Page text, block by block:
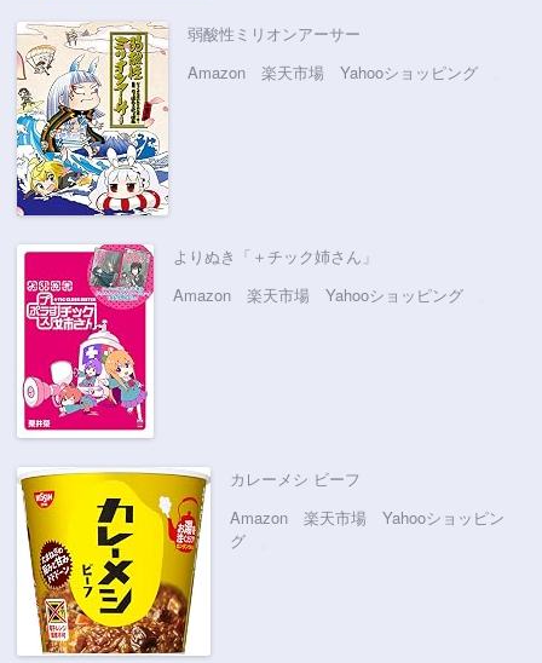
弱酸性ミリオンアーサー
Amazon
楽天市場 Yahooショッピング
よりぬき「＋チック姉さん」
Amazon
楽天市場 Yahooショッピング
カレーメシ ビーフ
Amazon
楽天市場
Yahooショッピン
グ